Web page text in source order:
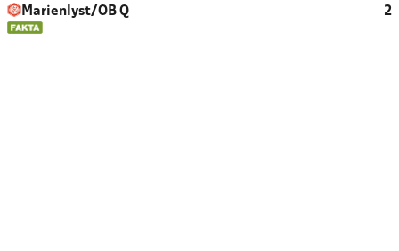
Marienlyst/OB Q
2